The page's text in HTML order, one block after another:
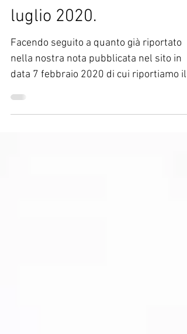
con decorrenza dal 1°
luglio 2020.
Facendo seguito a quanto già riportato
nella nostra nota pubblicata nel sito in
data 7 febbraio 2020 di cui riportiamo il
link...